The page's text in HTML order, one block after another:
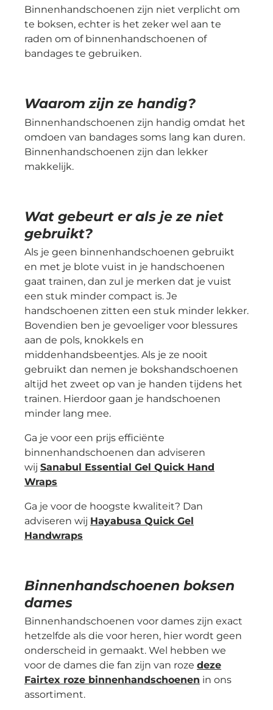
Binnenhandschoenen zijn niet verplicht om
te boksen, echter is het zeker wel aan te
raden om of binnenhandschoenen of
bandages te gebruiken.
Waarom zijn ze handig?
Binnenhandschoenen zijn handig omdat het
omdoen van bandages soms lang kan duren.
Binnenhandschoenen zijn dan lekker
makkelijk.
Wat gebeurt er als je ze niet
gebruikt?
Als je geen binnenhandschoenen gebruikt
en met je blote vuist in je handschoenen
gaat trainen, dan zul je merken dat je vuist
een stuk minder compact is. Je
handschoenen zitten een stuk minder lekker.
Bovendien ben je gevoeliger voor blessures
aan de pols, knokkels en
middenhandsbeentjes. Als je ze nooit
gebruikt dan nemen je bokshandschoenen
altijd het zweet op van je handen tijdens het
trainen. Hierdoor gaan je handschoenen
minder lang mee.
Ga je voor een prijs efficiënte
binnenhandschoenen dan adviseren
wij Sanabul Essential Gel Quick Hand
Wraps
Ga je voor de hoogste kwaliteit? Dan
adviseren wij Hayabusa Quick Gel
Handwraps
Binnenhandschoenen boksen
dames
Binnenhandschoenen voor dames zijn exact
hetzelfde als die voor heren, hier wordt geen
onderscheid in gemaakt. Wel hebben we
voor de dames die fan zijn van roze deze
Fairtex roze binnenhandschoenen in ons
assortiment.